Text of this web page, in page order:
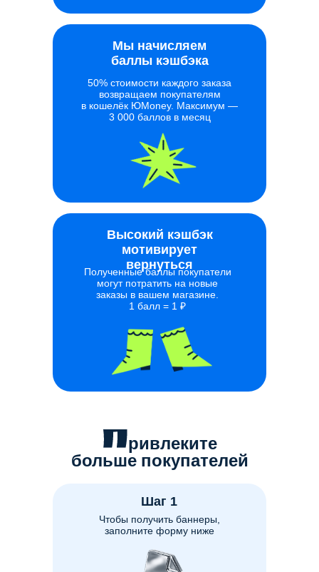
Высокий кэшбэк
мотивирует
вернуться
Мы начисляем
баллы кэшбэка
50% стоимости каждого заказа
возвращаем покупателям
в кошелёк ЮMoney. Максимум —
3 000 баллов в месяц
Полученные баллы покупатели
могут потратить на новые
заказы в вашем магазине.
1 балл = 1 ₽
покупателей
больше
ривлеките
Шаг 1
Чтобы получить баннеры,
заполните форму ниже